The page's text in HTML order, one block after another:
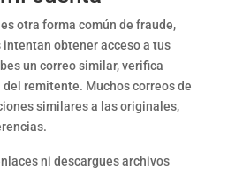
otra forma común de fraude,
obtener acceso a tus
un correo similar, verifica
remitente. Muchos correos de
similares a las originales,
ni descargues archivos